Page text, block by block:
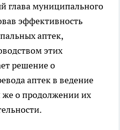
глава муниципального
эффективность
аптек,
этих
решение о
аптек в ведение
о продолжении их